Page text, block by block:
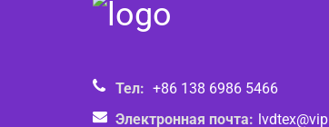
Тел: +86 138 6986 5466
Электронная почта: lvdtex@vip